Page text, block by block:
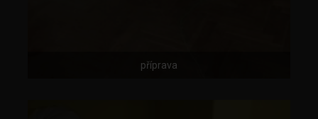
příprava